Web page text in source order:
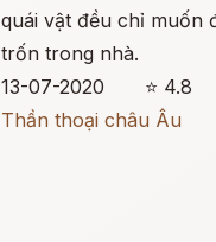
quái vật đều chỉ muốn
trốn trong nhà.
13-07-2020
⭐ 4.8
Thần thoại châu Âu